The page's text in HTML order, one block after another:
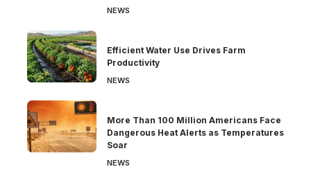
NEWS
Efficient Water Use Drives Farm
Productivity
NEWS
More Than 100 Million Americans Face
Dangerous Heat Alerts as Temperatures
Soar
NEWS